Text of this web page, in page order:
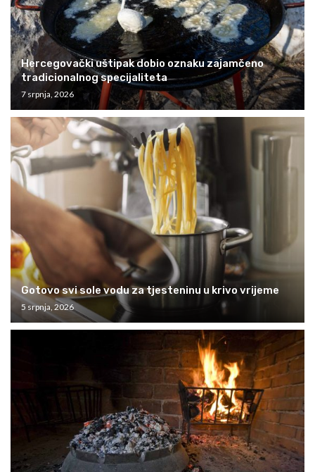
Hercegovački uštipak dobio oznaku zajamčeno
tradicionalnog specijaliteta
7 srpnja, 2026
Gotovo svi sole vodu za tjesteninu u krivo vrijeme
5 srpnja, 2026